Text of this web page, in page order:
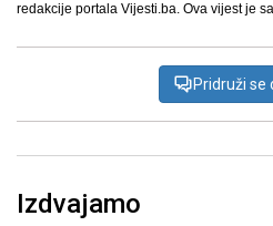
redakcije portala Vijesti.ba. Ova vijest je
Pridruži se
Izdvajamo